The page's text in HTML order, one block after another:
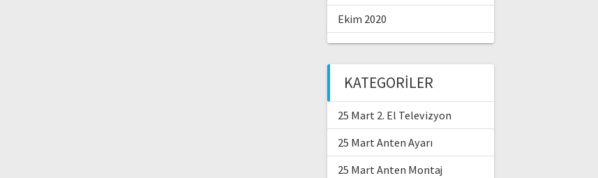
Ekim 2020
KATEGORILER
25 Mart 2. El Televizyon
25 Mart Anten Ayarı
25 Mart Anten Montaj